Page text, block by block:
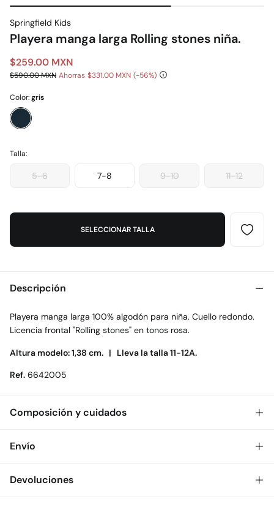
Springfield Kids
Playera manga larga Rolling stones niña.
$259.00 MXN
$590.00 MXN Ahorras $331.00 MXN 56
Color:gris
Talla:
5-6 7-8 9-10 11-12
SELECCIONAR TALLA
Descripción
Playera manga larga 100% algodón para niña. Cuello redondo.
Licencia frontal "Rolling stones" en tonos rosa.
Altura modelo: 1,38 cm. | Lleva la talla 11-12A.
Ref. 6642005
Composición y cuidados
Composición
Cuidados
Envío
Envío a tienda: 2-5 días.
Devoluciones